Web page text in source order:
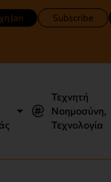
Jan Subscribe
Τεχνητή
Νοημοσύνη,
Τεχνολογία